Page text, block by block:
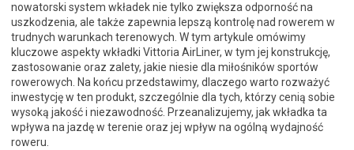
nowatorski system wkładek nie tylko zwiększa odporność na
uszkodzenia, ale także zapewnia lepszą kontrolę nad rowerem w
trudnych warunkach terenowych. W tym artykule omówimy
kluczowe aspekty wkładki Vittoria AirLiner, w tym jej konstrukcję,
zastosowanie oraz zalety, jakie niesie dla miłośników sportów
rowerowych. Na końcu przedstawimy, dlaczego warto rozważyć
inwestycję w ten produkt, szczególnie dla tych, którzy cenią sobie
wysoką jakość i niezawodność. Przeanalizujemy, jak wkładka ta
wpływa na jazdę w terenie oraz jej wpływ na ogólną wydajność
roweru.